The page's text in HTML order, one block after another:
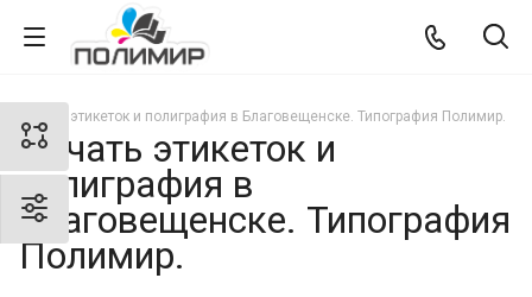
Печать этикеток и полиграфия в Благовещенске. Типография Полимир.
Печать этикеток и
полиграфия в
Благовещенске. Типография
Полимир.